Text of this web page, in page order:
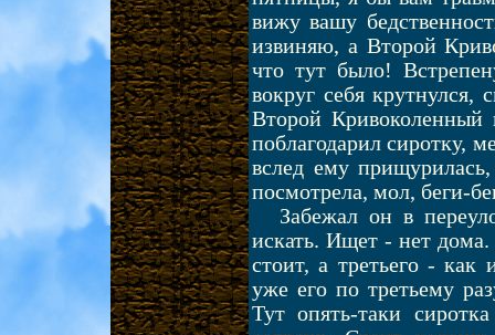
вижу вашу
извиняю, а Второй
что тут было!
вокруг себя
Второй
поблагодарил сиротку,
вслед ему
посмотрела, мол, беги-
Забежал он в
искать. Ищет - нет дома.
стоит, а третьего -
уже его по третьему
Тут опять-таки